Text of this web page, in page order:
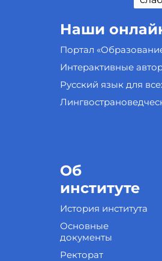
Наши
Портал
Интерактивные
Русский язык для
Об
институте
История института
Основные
документы
Ректорат